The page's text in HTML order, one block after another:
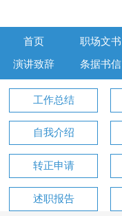
首页 职场文书
演讲致辞 条据书信
工作总结
自我介绍
转正申请
述职报告